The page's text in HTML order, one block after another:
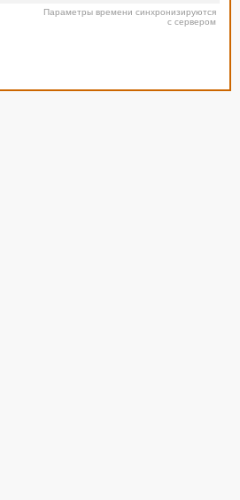
Параметры времени синхронизируются
с сервером